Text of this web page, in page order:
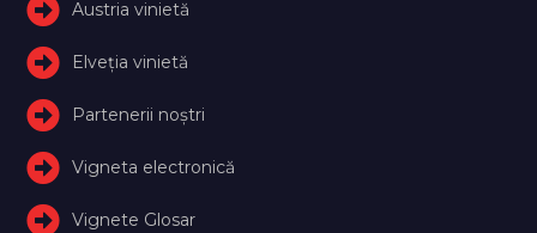
Austria vinietă
Elveţia vinietă
Partenerii noștri
Vigneta electronică
Vignete Glosar